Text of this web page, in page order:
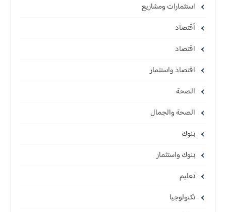
استثمارات ومشاريع
أقتصاد
اقتصاد
اقتصاد واستثمار
الصحة
الصحة والجمال
بنوك
بنوك واستثمار
تعليم
تكنولوجيا